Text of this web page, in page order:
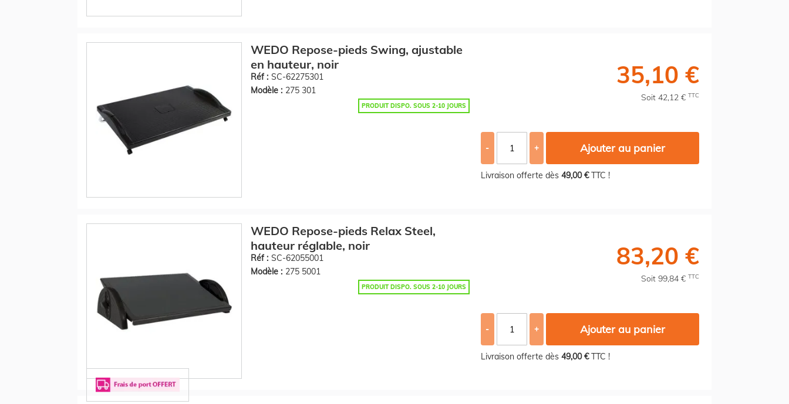
WEDO Repose-pieds Swing, ajustable
en hauteur, noir
Réf : SC-62275301
Modèle : 275 301
PRODUIT DISPO. SOUS 2-10 JOURS
35,10 €
Soit 42,12 € TTC
- + Ajouter au panier
Livraison offerte dès 49,00 €TTC !
WEDO Repose-pieds Relax Steel,
hauteur réglable, noir
Réf : SC-62055001
Modèle : 275 5001
PRODUIT DISPO. SOUS 2-10 JOURS
83,20 €
Soit 99,84 € TTC
- + Ajouter au panier
Livraison offerte dès 49,00 €TTC !